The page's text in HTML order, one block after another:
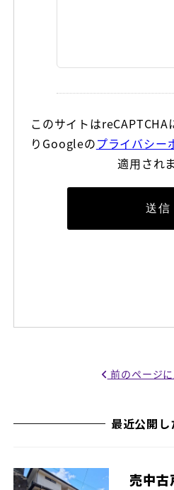
このサイトはreCAPTCHA
りGoogleのプライバシー
適用されま
前のページ
最近公開し
売中古